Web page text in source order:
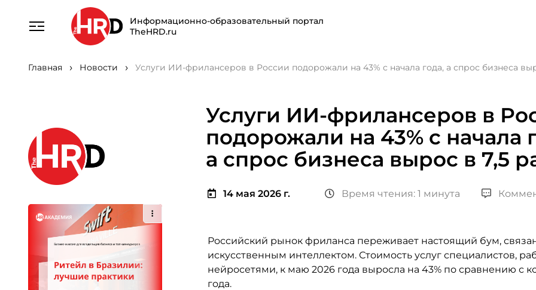
Информационно-образовательный портал
TheHRD.ru
Главная Новости Услуги ИИ-фрилансеров в России подорожали на 43% с начала года, а спрос бизнеса
Услуги ИИ-фрилансеров в
подорожали на 43% с начала
а спрос бизнеса вырос в 7,5
14 мая 2026 г. Время чтения: 1 минута
Российский рынок фриланса переживает настоящий бум,
искусственным интеллектом. Стоимость услуг специалистов,
нейросетями, к маю 2026 года выросла на 43% по сравнению с
года.